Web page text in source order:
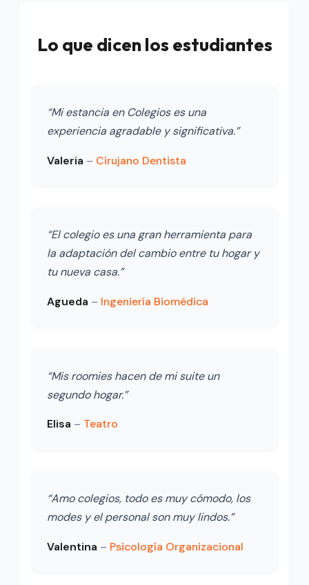
Lo que dicen los estudiantes
“Mi estancia en Colegios es una
experiencia agradable y significativa.”
Valeria – Cirujano Dentista
“El colegio es una gran herramienta para
la adaptación del cambio entre tu hogar y
tu nueva casa.”
Agueda – Ingeniería Biomédica
“Mis roomies hacen de mi suite un
segundo hogar.”
Elisa – Teatro
“Amo colegios, todo es muy cómodo, los
modes y el personal son muy lindos.”
Valentina – Psicología Organizacional